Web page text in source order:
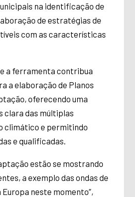
na identificação de
de estratégias de
com as características
a ferramenta contribua
a elaboração de Planos
oferecendo uma
clara das múltiplas
climático e permitindo
e qualificadas.
estão se mostrando
a exemplo das ondas de
neste momento”,